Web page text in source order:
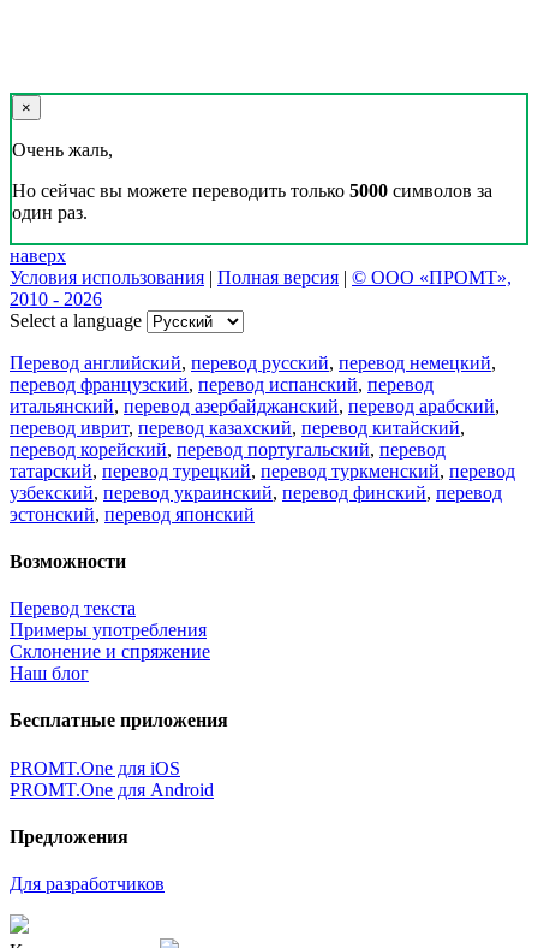
×
Очень жаль,
Но сейчас вы можете переводить только 5000 символов за
один раз.
наверх
Условия использования | Полная версия | © ООО «ПРОМТ»,
2010 - 2026
Select a language
Перевод английский, перевод русский, перевод немецкий,
перевод французский, перевод испанский, перевод
итальянский, перевод азербайджанский, перевод арабский,
перевод иврит, перевод казахский, перевод китайский,
перевод корейский, перевод португальский, перевод
татарский, перевод турецкий, перевод туркменский, перевод
узбекский, перевод украинский, перевод финский, перевод
эстонский, перевод японский
Возможности
Перевод текста
Примеры употребления
Склонение и спряжение
Наш блог
Бесплатные приложения
PROMT.One для iOS
PROMT.One для Android
Предложения
Для разработчиков